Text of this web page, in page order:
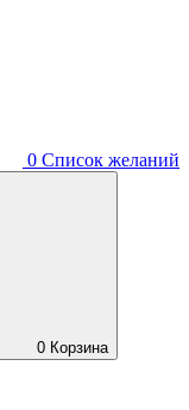
0 Список желаний
0 Корзина